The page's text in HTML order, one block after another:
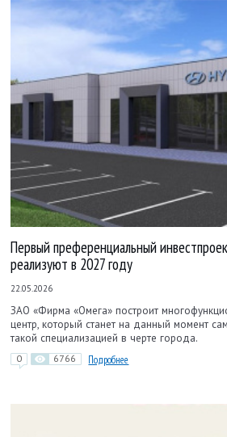
Первый преференциальный
реализуют в 2027 году
22.05.2026
ЗАО «Фирма «Омега» построит
центр, который станет на данный момент
такой специализацией в черте города.
0 6766 Подробнее